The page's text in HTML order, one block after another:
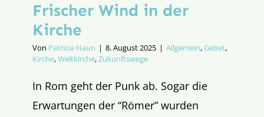
Frischer Wind in der
Kirche
Von Patricia Haun | 8. August 2025 | Allgemein,Gebet,
Kirche,Weltkirche,Zukunftswege
In Rom geht der Punk ab. Sogar die
Erwartungen der “Römer” wurden